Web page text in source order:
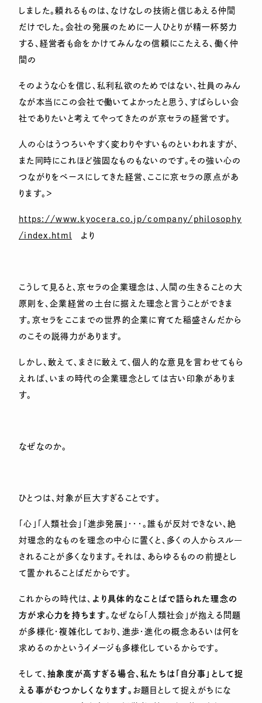
しました。頼れるものは、なけなしの技術と信じあえる仲間
だけでした。会社の発展のために一人ひとりが精一杯努力
する、経営者も命をかけてみんなの信頼にこたえる、働く仲
間の
そのような心を信じ、私利私欲のためではない、社員のみん
なが本当にこの会社で働いてよかったと思う、すばらしい会
社でありたいと考えてやってきたのが京セラの経営です。
人の心はうつろいやすく変わりやすいものといわれますが、
また同時にこれほど強固なものもないのです。その強い心の
つながりをベースにしてきた経営、ここに京セラの原点があ
ります。＞
https://www.kyocera.co.jp/company/philosophy
/index.html
より
こうして見ると、京セラの企業理念は、人間の生きることの大
原則を、企業経営の土台に据えた理念と言うことができま
す。京セラをここまでの世界的企業に育てた稲盛さんだから
のこその説得力があります。
しかし、敢えて、まさに敢えて、個人的な意見を言わせてもら
えれば、いまの時代の企業理念としては古い印象がありま
す。
なぜなのか。
ひとつは、対象が巨大すぎることです。
「心」「人類社会」「進歩発展」・・・。誰もが反対できない、絶
対理念的なものを理念の中心に置くと、多くの人からスル―
されることが多くなります。それは、あらゆるものの前提とし
て置かれることばだからです。
これからの時代は、 より具体的なことばで語られた理念の
方が求心力を持ちます。なぜなら「人類社会」が抱える問題
が多様化・複雑化しており、進歩・進化の概念あるいは何を
求めるのかというイメージも多様化しているからです。
そして、抽象度が高すぎる場合、私たちは「自分事」として捉
える事がむつかしくなります。 お題目として捉えがちにな